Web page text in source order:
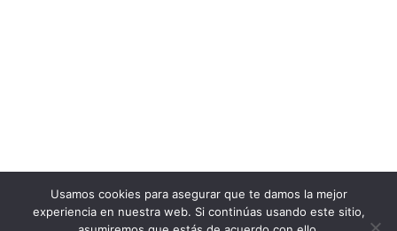
Usamos cookies para asegurar que te damos la mejor
experiencia en nuestra web. Si continúas usando este sitio,